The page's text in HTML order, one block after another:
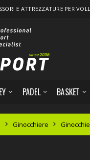
E ATTREZZATURE PER
PADEL BASKET
Ginocchiere